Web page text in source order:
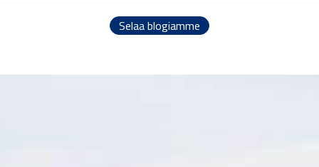
Selaa blogiamme